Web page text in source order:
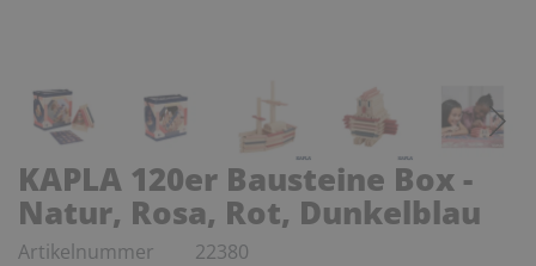
KAPLA 120er Bausteine Box -
Natur, Rosa, Rot, Dunkelblau
Artikelnummer 22380